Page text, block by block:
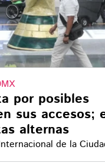
por posibles
sus accesos;
alternas
de la
pasajeros con vuelo